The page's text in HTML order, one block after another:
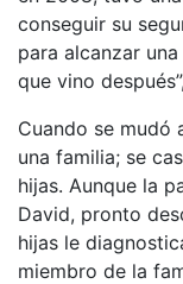
conseguir su
para alcanzar
que vino
Cuando se mudó
una familia; se
hijas. Aunque la
David, pronto
hijas le
miembro de la